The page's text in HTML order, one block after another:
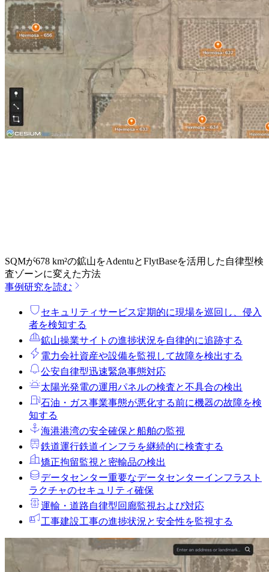
SQMが678 km²の鉱山をAdentuとFlytBaseを活用した自律型検
査ゾーンに変えた方法
事例研究を読む
セキュリティサービス定期的に現場を巡回し、侵入
者を検知する
鉱山操業サイトの進捗状況を自律的に追跡する
電力会社資産や設備を監視して故障を検出する
公安自律型迅速緊急事態対応
太陽光発電の運用パネルの検査と不具合の検出
石油・ガス事業事態が悪化する前に機器の故障を検
知する
海港港湾の安全確保と船舶の監視
鉄道運行鉄道インフラを継続的に検査する
矯正拘留監視と密輸品の検出
データセンター重要なデータセンターインフラスト
ラクチャのセキュリティ確保
運輸・道路自律型回廊監視および対応
工事建設工事の進捗状況と安全性を監視する